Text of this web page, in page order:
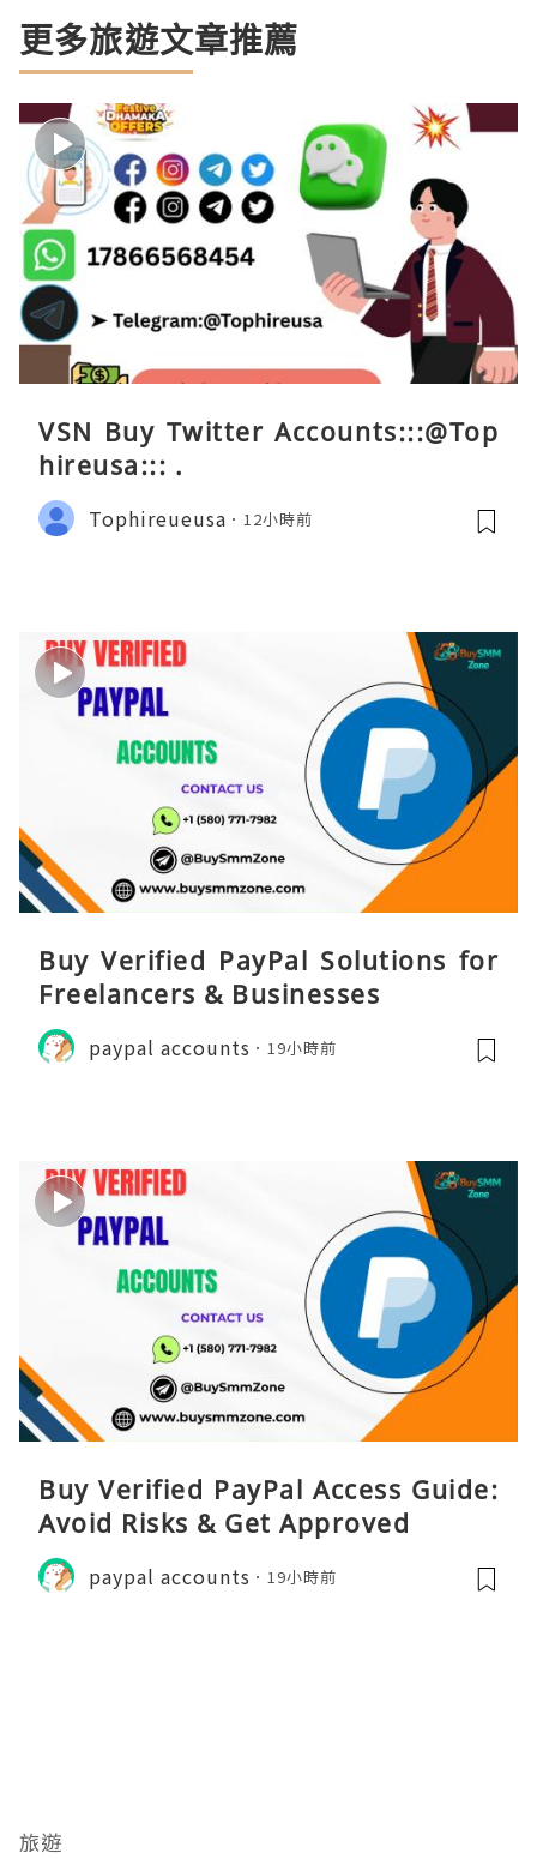
更多旅遊文章推薦
VSN Buy Twitter Accounts:::@Top
hireusa::: .
Tophireueusa 12小時前
Buy Verified PayPal Solutions for
Freelancers & Businesses
paypal accounts 19小時前
Buy Verified PayPal Access Guide:
Avoid Risks & Get Approved
paypal accounts 19小時前
旅遊